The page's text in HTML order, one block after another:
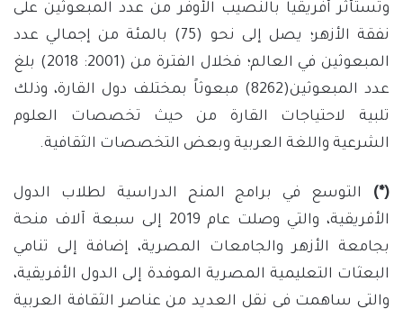
وتستأثر أفريقيا بالنصيب الأوفر من عدد المبعوثين على
نفقة الأزهر؛ يصل إلى نحو (75) بالمئة من إجمالي عدد
المبعوثين في العالم؛ فخلال الفترة من (2001: 2018) بلغ
عدد المبعوثين(8262) مبعوثاً بمختلف دول القارة، وذلك
تلبية لاحتياجات القارة من حيث تخصصات العلوم
الشرعية واللغة العربية وبعض التخصصات الثقافية.
(*)
التوسع في برامج المنح الدراسية لطلاب الدول
الأفريقية، والتي وصلت عام 2019 إلى سبعة آلاف منحة
بجامعة الأزهر والجامعات المصرية، إضافة إلى تنامي
البعثات التعليمية المصرية الموفدة إلى الدول الأفريقية،
والتي ساهمت في نقل العديد من عناصر الثقافة العربية